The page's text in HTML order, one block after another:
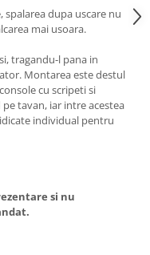
dupa uscare nu
mai usoara.
tragandu-l pana in
Montarea este destul
cu scripeti si
tavan, iar intre acestea
individual pentru
si nu